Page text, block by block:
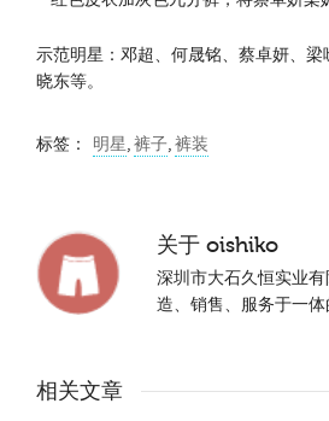
示范明星：邓超、何晟铭、蔡卓妍、
晓东等。
标签： 明星,裤子,裤装
关于 oishiko
深圳市大石久恒实业
造、销售、服务于一体
相关文章